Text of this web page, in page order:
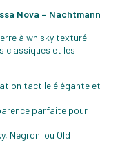
Nova – Nachtmann
à whisky texturé
classiques et les
tactile élégante et
parfaite pour
Negroni ou Old